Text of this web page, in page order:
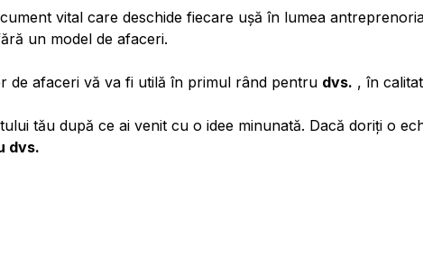
vital care deschide fiecare ușă în lumea
un model de afaceri.
de afaceri vă va fi utilă în primul rând pentru dvs. , în
tău după ce ai venit cu o idee minunată. Dacă doriți o
dvs.